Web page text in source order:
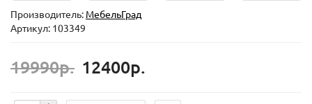
Производитель: МебельГрад
Артикул: 103349
19990р. 12400р.